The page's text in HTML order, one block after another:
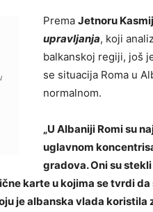
PremaJetnoru
upravljanja, koji
balkanskoj regiji, još
se situacija Roma u
normalnom.
„U Albaniji Romi su
uglavnom
gradova. Oni su
karte u kojima se tvrdi da
je albanska vlada koristila